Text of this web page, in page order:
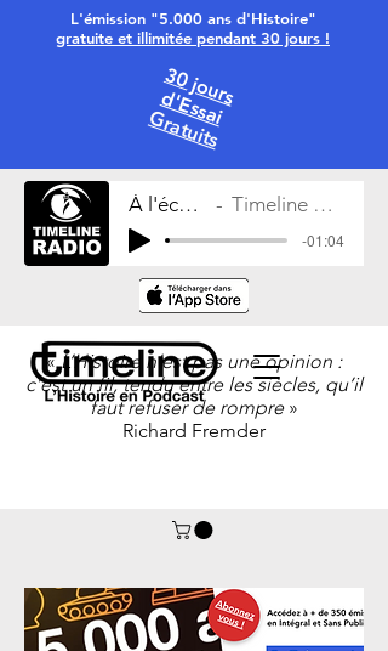
L'émission "5.000 ans d'Histoire"
gratuite et illimitée pendant 30 jours !
30 jours
d'Essai
Gratuits
«L’Histoire n’est pas une opinion :
c’est un fil, tendu entre les siècles, qu’il
faut refuser de rompre»
Richard Fremder
À l'écoute Timeline Radio
-01:04